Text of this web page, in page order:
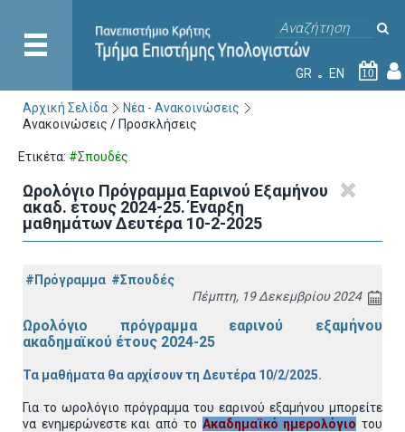
GR EN 10
Αρχική Σελίδα
Νέα - Ανακοινώσεις
Ανακοινώσεις / Προσκλήσεις
Ετικέτα: #Σπουδές
Ωρολόγιο Πρόγραμμα Εαρινού Εξαμήνου
ακαδ. έτους 2024-25. Έναρξη
μαθημάτων Δευτέρα 10-2-2025
#Πρόγραμμα #Σπουδές
Πέμπτη, 19 Δεκεμβρίου 2024
Ωρολόγιο πρόγραμμα εαρινού εξαμήνου
ακαδημαϊκού έτους 2024-25
Τα μαθήματα θα αρχίσουν τη Δευτέρα 10/2/2025.
Για το ωρολόγιο πρόγραμμα του εαρινού εξαμήνου μπορείτε
να ενημερώνεστε και από το Ακαδημαϊκό ημερολόγιο του